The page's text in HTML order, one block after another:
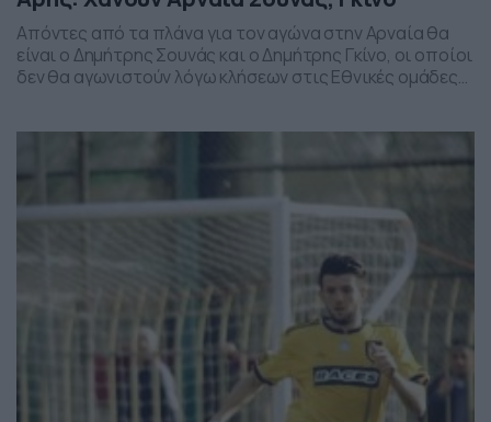
Απόντες από τα πλάνα για τον αγώνα στην Αρναία θα
είναι ο Δημήτρης Σουνάς και ο Δημήτρης Γκίνο, οι οποίοι
δεν θα αγωνιστούν λόγω κλήσεων στις Εθνικές ομάδες